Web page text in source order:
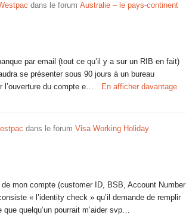
dans le forum Australie – le pays-continent
par email (tout ce qu’il y a sur un RIB en fait)
se présenter sous 90 jours à un bureau
l’ouverture du compte e…
En afficher davantage
dans le forum Visa Working Holiday
mon compte (customer ID, BSB, Account Number
« l’identity check » qu’il demande de remplir
quelqu’un pourrait m’aider svp…